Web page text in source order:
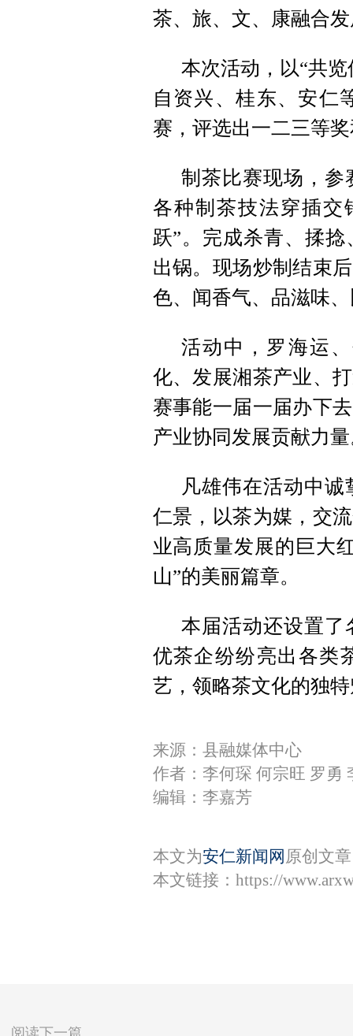
茶、旅、文、康融合
本次活动，以“共
自资兴、桂东、安仁
赛，评选出一二三等
制茶比赛现场，参
各种制茶技法穿插交
跃”。完成杀青、揉
出锅。现场炒制结束
色、闻香气、品滋味
活动中，罗海运
化、发展湘茶产业、
赛事能一届一届办下
产业协同发展贡献力
凡雄伟在活动中
仁景，以茶为媒，交
业高质量发展的巨大
山”的美丽篇章。
本届活动还设置了
优茶企纷纷亮出各类
艺，领略茶文化的独
来源：县融媒体中心
作者：李何琛 何宗旺 罗勇
编辑：李嘉芳
本文为安仁新闻网 原创文
本文链接： https://
阅读下一篇